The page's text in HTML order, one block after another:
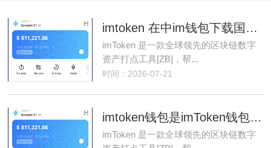
imtoken 在中im钱包下载国能用吗？
imToken 是一款全球领先的区块链数字
资产打点工具[ZB]，帮...
时间：2026-07-21
imtoken钱包是imToken钱包下载热钱包吗？
imToken 是一款全球领先的区块链数字